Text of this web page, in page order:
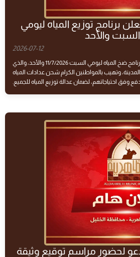
برنامج توزيع المياه ليومي
السبت والأحد
2026-07-12
تعلن بلدية الظاهرية عن برنامج ضخ المياه ليومي السبت 11/7/2026 والأحد، والذي
وتهيب بالمواطنين الكرام شحن عدادات المياه
وفق احتياجاتهم، لضمان عدالة توزيع المياه للجميع.
لحضور مراسم توقيع وثيقة